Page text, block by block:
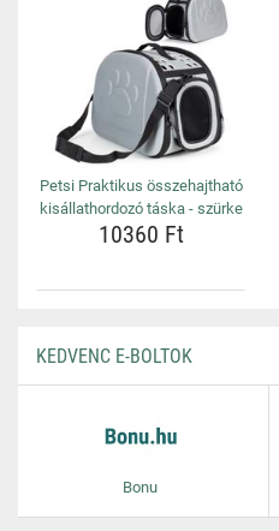
Petsi Praktikus összehajtható
kisállathordozó táska - szürke
10360 Ft
KEDVENC E-BOLTOK
Bonu